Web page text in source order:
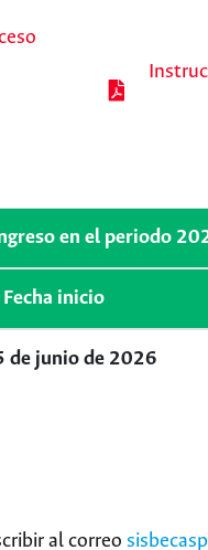
en el periodo
Fecha inicio
de junio de 2026
al correo